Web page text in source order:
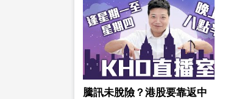
騰訊未脫險？港股要靠返中